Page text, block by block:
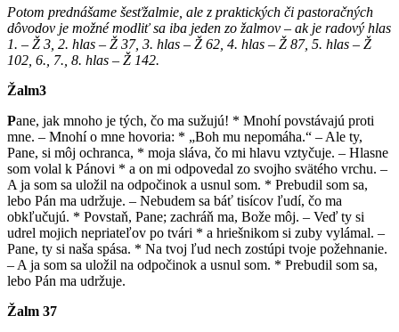
Potom prednášame šesťžalmie, ale z praktických či pastoračných
dôvodov je možné modliť sa iba jeden zo žalmov – ak je radový hlas
1. – Ž 3, 2. hlas – Ž 37, 3. hlas – Ž 62, 4. hlas – Ž 87, 5. hlas – Ž
102, 6., 7., 8. hlas – Ž 142.
Žalm3
Pane, jak mnoho je tých, čo ma sužujú! * Mnohí povstávajú proti
mne. – Mnohí o mne hovoria: * „Boh mu nepomáha.“ – Ale ty,
Pane, si môj ochranca, * moja sláva, čo mi hlavu vztyčuje. – Hlasne
som volal k Pánovi * a on mi odpovedal zo svojho svätého vrchu. –
A ja som sa uložil na odpočinok a usnul som. * Prebudil som sa,
lebo Pán ma udržuje. – Nebudem sa báť tisícov ľudí, čo ma
obkľučujú. * Povstaň, Pane; zachráň ma, Bože môj. – Veď ty si
udrel mojich nepriateľov po tvári * a hriešnikom si zuby vylámal. –
Pane, ty si naša spása. * Na tvoj ľud nech zostúpi tvoje požehnanie.
– A ja som sa uložil na odpočinok a usnul som. * Prebudil som sa,
lebo Pán ma udržuje.
Žalm 37